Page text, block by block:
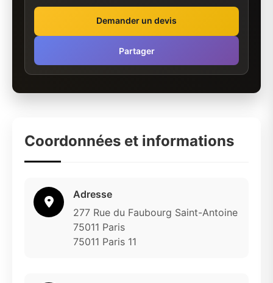
Demander un devis
Partager
Coordonnées et informations
Adresse
277 Rue du Faubourg Saint-Antoine
75011 Paris
75011 Paris 11